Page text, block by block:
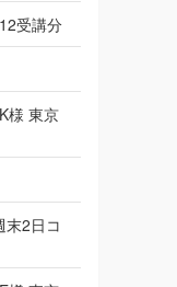
受講分
様 東京
末2日コ